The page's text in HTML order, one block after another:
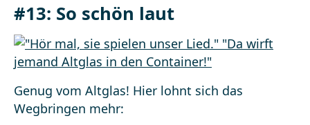
#13: So schön laut
Genug vom Altglas! Hier lohnt sich das
Wegbringen mehr: